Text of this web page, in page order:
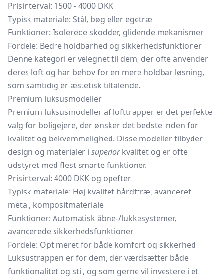
Prisinterval: 1500 - 4000 DKK
Typisk materiale: Stål, bøg eller egetræ
Funktioner: Isolerede skodder, glidende mekanismer
Fordele: Bedre holdbarhed og sikkerhedsfunktioner
Denne kategori er velegnet til dem, der ofte anvender
deres loft og har behov for en mere holdbar løsning,
som samtidig er æstetisk tiltalende.
Premium luksusmodeller
Premium luksusmodeller af lofttrapper er det perfekte
valg for boligejere, der ønsker det bedste inden for
kvalitet og bekvemmelighed. Disse modeller tilbyder
design og materialer i superiorkvalitet og er ofte
udstyret med flest smarte funktioner.
Prisinterval: 4000 DKK og opefter
Typisk materiale: Høj kvalitet hårdttræ, avanceret
metal, kompositmateriale
Funktioner: Automatisk åbne-/lukkesystemer,
avancerede sikkerhedsfunktioner
Fordele: Optimeret for både komfort og sikkerhed
Luksustrappen er for dem, der værdsætter både
funktionalitet og stil, og som gerne vil investere i et